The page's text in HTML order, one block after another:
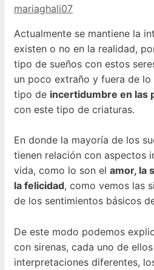
mariaghali07
Actualmente se mantiene la
existen o no en la realidad,
tipo de sueños con estos
un poco extraño y fuera de lo
tipo de incertidumbre en las
con este tipo de criaturas.
En donde la mayoría de los
tienen relación con aspectos
vida, como lo son el amor, la
la felicidad, como vemos las
de los sentimientos básicos
De este modo podemos
con sirenas, cada uno de
interpretaciones diferentes,